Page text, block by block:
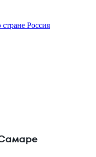
стране Россия